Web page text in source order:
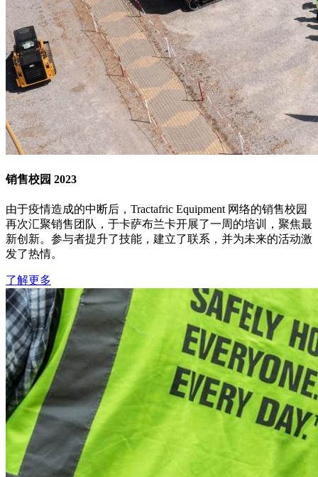
销售校园 2023
由于疫情造成的中断后，Tractafric Equipment 网络的销售校园
再次汇聚销售团队，于卡萨布兰卡开展了一周的培训，聚焦最
新创新。参与者提升了技能，建立了联系，并为未来的活动激
发了热情。
了解更多